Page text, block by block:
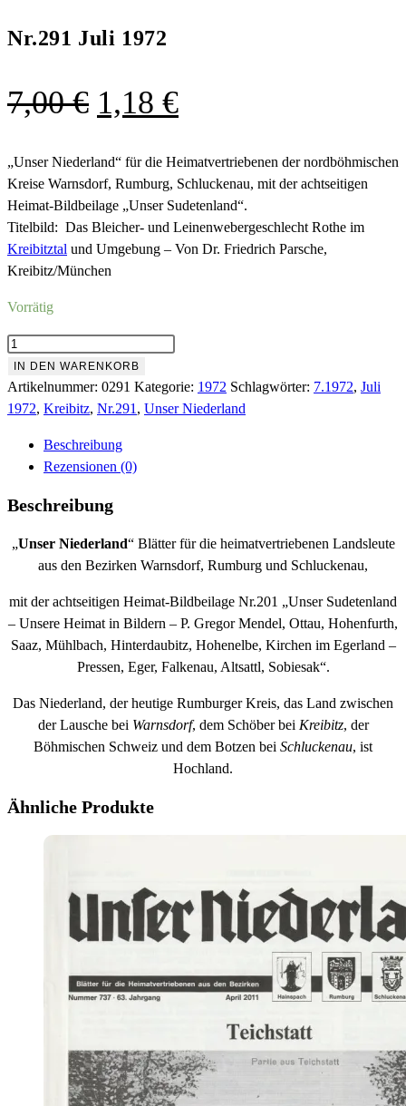
Nr.291 Juli 1972
7,00€ Ursprünglicher
war:
7,00 €
1,18 €Aktueller
ist:
1,18 €.
„Unser Niederland“ für die Heimatvertriebenen der nordböhmischen
Kreise Warnsdorf, Rumburg, Schluckenau, mit der achtseitigen
Heimat-Bildbeilage „Unser Sudetenland“.
Titelbild: Das Bleicher- und Leinenwebergeschlecht Rothe im
Kreibitztal und Umgebung – Von Dr. Friedrich Parsche,
Kreibitz/München
Vorrätig
Nr.291
Juli
1972
Menge
IN DEN WARENKORB
Artikelnummer: 0291 Kategorie: 1972 Schlagwörter: 7.1972, Juli
1972, Kreibitz, Nr.291 , Unser Niederland
Beschreibung
Rezensionen (0)
Beschreibung
„Unser Niederland“ Blätter für die heimatvertriebenen Landsleute
aus den Bezirken Warnsdorf, Rumburg und Schluckenau,
mit der achtseitigen Heimat-Bildbeilage Nr.201 „Unser Sudetenland
– Unsere Heimat in Bildern – P. Gregor Mendel, Ottau, Hohenfurth,
Saaz, Mühlbach, Hinterdaubitz, Hohenelbe, Kirchen im Egerland –
Pressen, Eger, Falkenau, Altsattl, Sobiesak“.
Das Niederland, der heutige Rumburger Kreis, das Land zwischen
der Lausche bei Warnsdorf, dem Schöber bei Kreibitz, der
Böhmischen Schweiz und dem Botzen bei Schluckenau, ist
Hochland.
Ähnliche Produkte